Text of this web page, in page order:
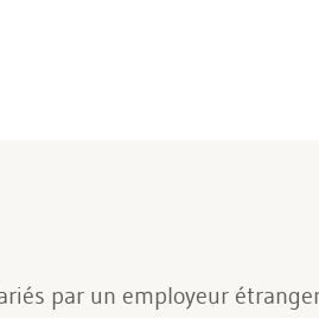
par un employeur